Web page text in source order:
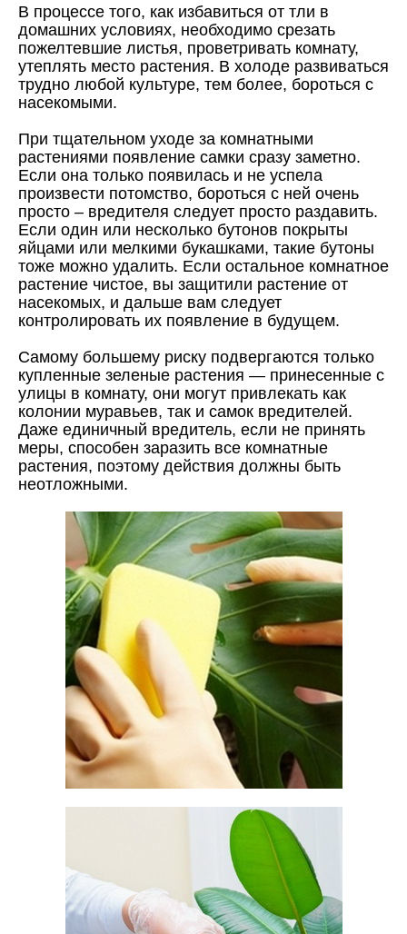
В процессе того, как избавиться от тли в
домашних условиях, необходимо срезать
пожелтевшие листья, проветривать комнату,
утеплять место растения. В холоде развиваться
трудно любой культуре, тем более, бороться с
насекомыми.
При тщательном уходе за комнатными
растениями появление самки сразу заметно.
Если она только появилась и не успела
произвести потомство, бороться с ней очень
просто – вредителя следует просто раздавить.
Если один или несколько бутонов покрыты
яйцами или мелкими букашками, такие бутоны
тоже можно удалить. Если остальное комнатное
растение чистое, вы защитили растение от
насекомых, и дальше вам следует
контролировать их появление в будущем.
Самому большему риску подвергаются только
купленные зеленые растения — принесенные с
улицы в комнату, они могут привлекать как
колонии муравьев, так и самок вредителей.
Даже единичный вредитель, если не принять
меры, способен заразить все комнатные
растения, поэтому действия должны быть
неотложными.